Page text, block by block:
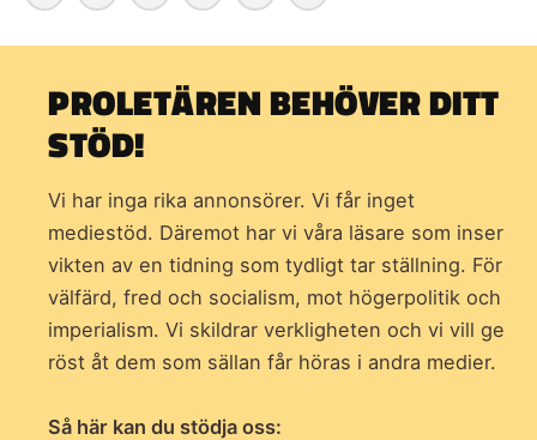
PROLETÄREN BEHÖVER DITT
STÖD!
Vi har inga rika annonsörer. Vi får inget
mediestöd. Däremot har vi våra läsare som inser
vikten av en tidning som tydligt tar ställning. För
välfärd, fred och socialism, mot högerpolitik och
imperialism. Vi skildrar verkligheten och vi vill ge
röst åt dem som sällan får höras i andra medier.
Så här kan du stödja oss: